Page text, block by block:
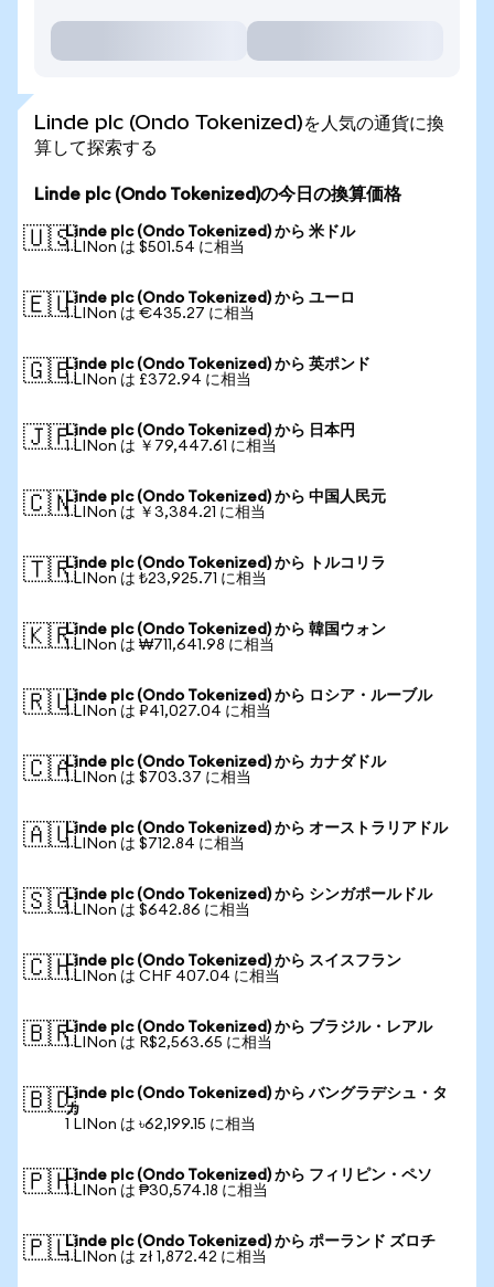
Linde plc (Ondo Tokenized)を人気の通貨に換
算して探索する
Linde plc (Ondo Tokenized)の今日の換算価格
🇺🇸Linde plc (Ondo Tokenized) から 米ドル
1 LINon は $501.54 に相当
🇪🇺Linde plc (Ondo Tokenized) から ユーロ
1 LINon は €435.27 に相当
🇬🇧Linde plc (Ondo Tokenized) から 英ポンド
1 LINon は £372.94 に相当
🇯🇵Linde plc (Ondo Tokenized) から 日本円
1 LINon は ￥79,447.61 に相当
🇨🇳Linde plc (Ondo Tokenized) から 中国人民元
1 LINon は ￥3,384.21 に相当
🇹🇷Linde plc (Ondo Tokenized) から トルコリラ
1 LINon は ₺23,925.71 に相当
🇰🇷Linde plc (Ondo Tokenized) から 韓国ウォン
1 LINon は ₩711,641.98 に相当
🇷🇺Linde plc (Ondo Tokenized) から ロシア・ルーブル
1 LINon は ₽41,027.04 に相当
🇨🇦Linde plc (Ondo Tokenized) から カナダドル
1 LINon は $703.37 に相当
🇦🇺Linde plc (Ondo Tokenized) から オーストラリアドル
1 LINon は $712.84 に相当
🇸🇬Linde plc (Ondo Tokenized) から シンガポールドル
1 LINon は $642.86 に相当
🇨🇭Linde plc (Ondo Tokenized) から スイスフラン
1 LINon は CHF 407.04 に相当
🇧🇷Linde plc (Ondo Tokenized) から ブラジル・レアル
1 LINon は R$2,563.65 に相当
🇧🇩Linde plc (Ondo Tokenized) から バングラデシュ・タ
カ
1 LINon は ৳62,199.15 に相当
🇵🇭Linde plc (Ondo Tokenized) から フィリピン・ペソ
1 LINon は ₱30,574.18 に相当
🇵🇱Linde plc (Ondo Tokenized) から ポーランド ズロチ
1 LINon は zł 1,872.42 に相当